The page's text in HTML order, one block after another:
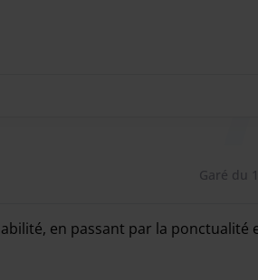
Garé du
en passant par la ponctualité